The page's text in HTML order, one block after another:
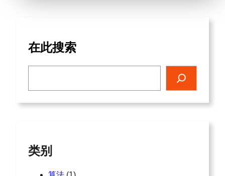
在此搜索
类别